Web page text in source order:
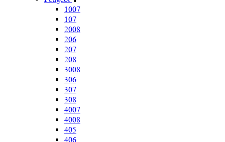
1007
107
2008
206
207
208
3008
306
307
308
4007
4008
405
406